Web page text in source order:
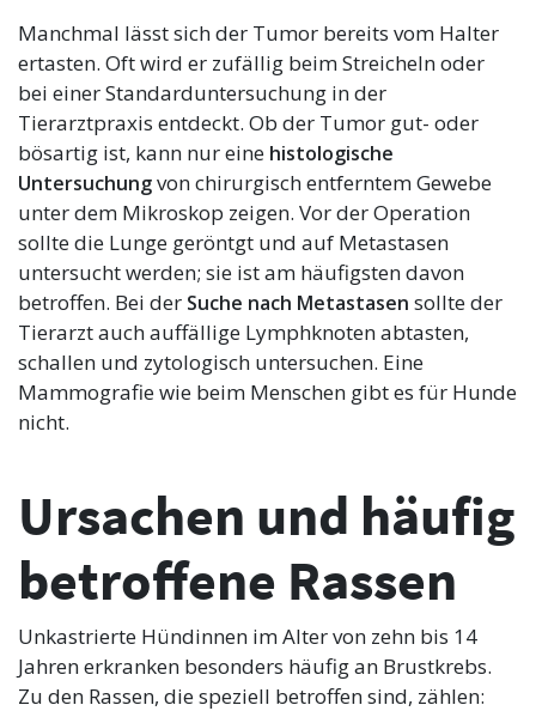
Manchmal lässt sich der Tumor bereits vom Halter
ertasten. Oft wird er zufällig beim Streicheln oder
bei einer Standarduntersuchung in der
Tierarztpraxis entdeckt. Ob der Tumor gut- oder
bösartig ist, kann nur eine histologische
Untersuchungvon chirurgisch entferntem Gewebe
unter dem Mikroskop zeigen. Vor der Operation
sollte die Lunge geröntgt und auf Metastasen
untersucht werden; sie ist am häufigsten davon
betroffen. Bei der Suche nach Metastasen sollte der
Tierarzt auch auffällige Lymphknoten abtasten,
schallen und zytologisch untersuchen. Eine
Mammografie wie beim Menschen gibt es für Hunde
nicht.
Ursachen und häufig
betroffene Rassen
Unkastrierte Hündinnen im Alter von zehn bis 14
Jahren erkranken besonders häufig an Brustkrebs.
Zu den Rassen, die speziell betroffen sind, zählen: